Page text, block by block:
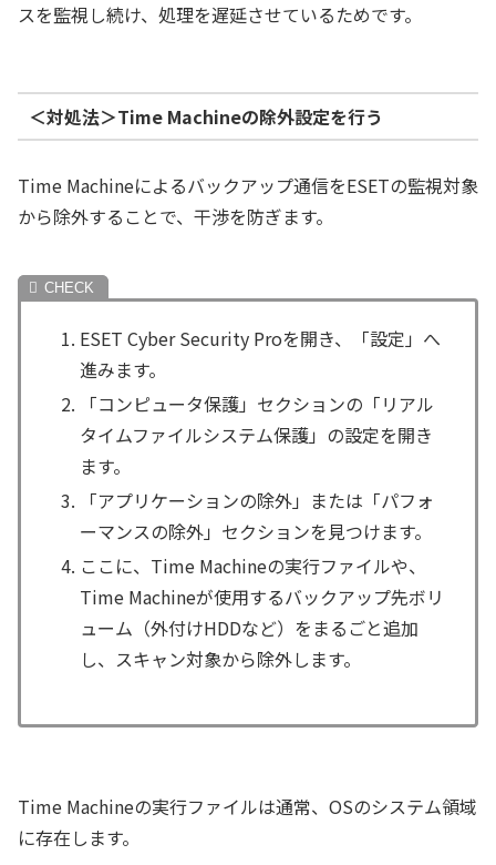
スを監視し続け、処理を遅延させているためです。
＜対処法＞Time Machineの除外設定を行う
Time Machineによるバックアップ通信をESETの監視対象
から除外することで、干渉を防ぎます。
ESET Cyber Security Proを開き、「設定」へ
進みます。
「コンピュータ保護」セクションの「リアル
タイムファイルシステム保護」の設定を開き
ます。
「アプリケーションの除外」または「パフォ
ーマンスの除外」セクションを見つけます。
ここに、Time Machineの実行ファイルや、
Time Machineが使用するバックアップ先ボリ
ューム（外付けHDDなど）をまるごと追加
し、スキャン対象から除外します。
Time Machineの実行ファイルは通常、OSのシステム領域
に存在します。